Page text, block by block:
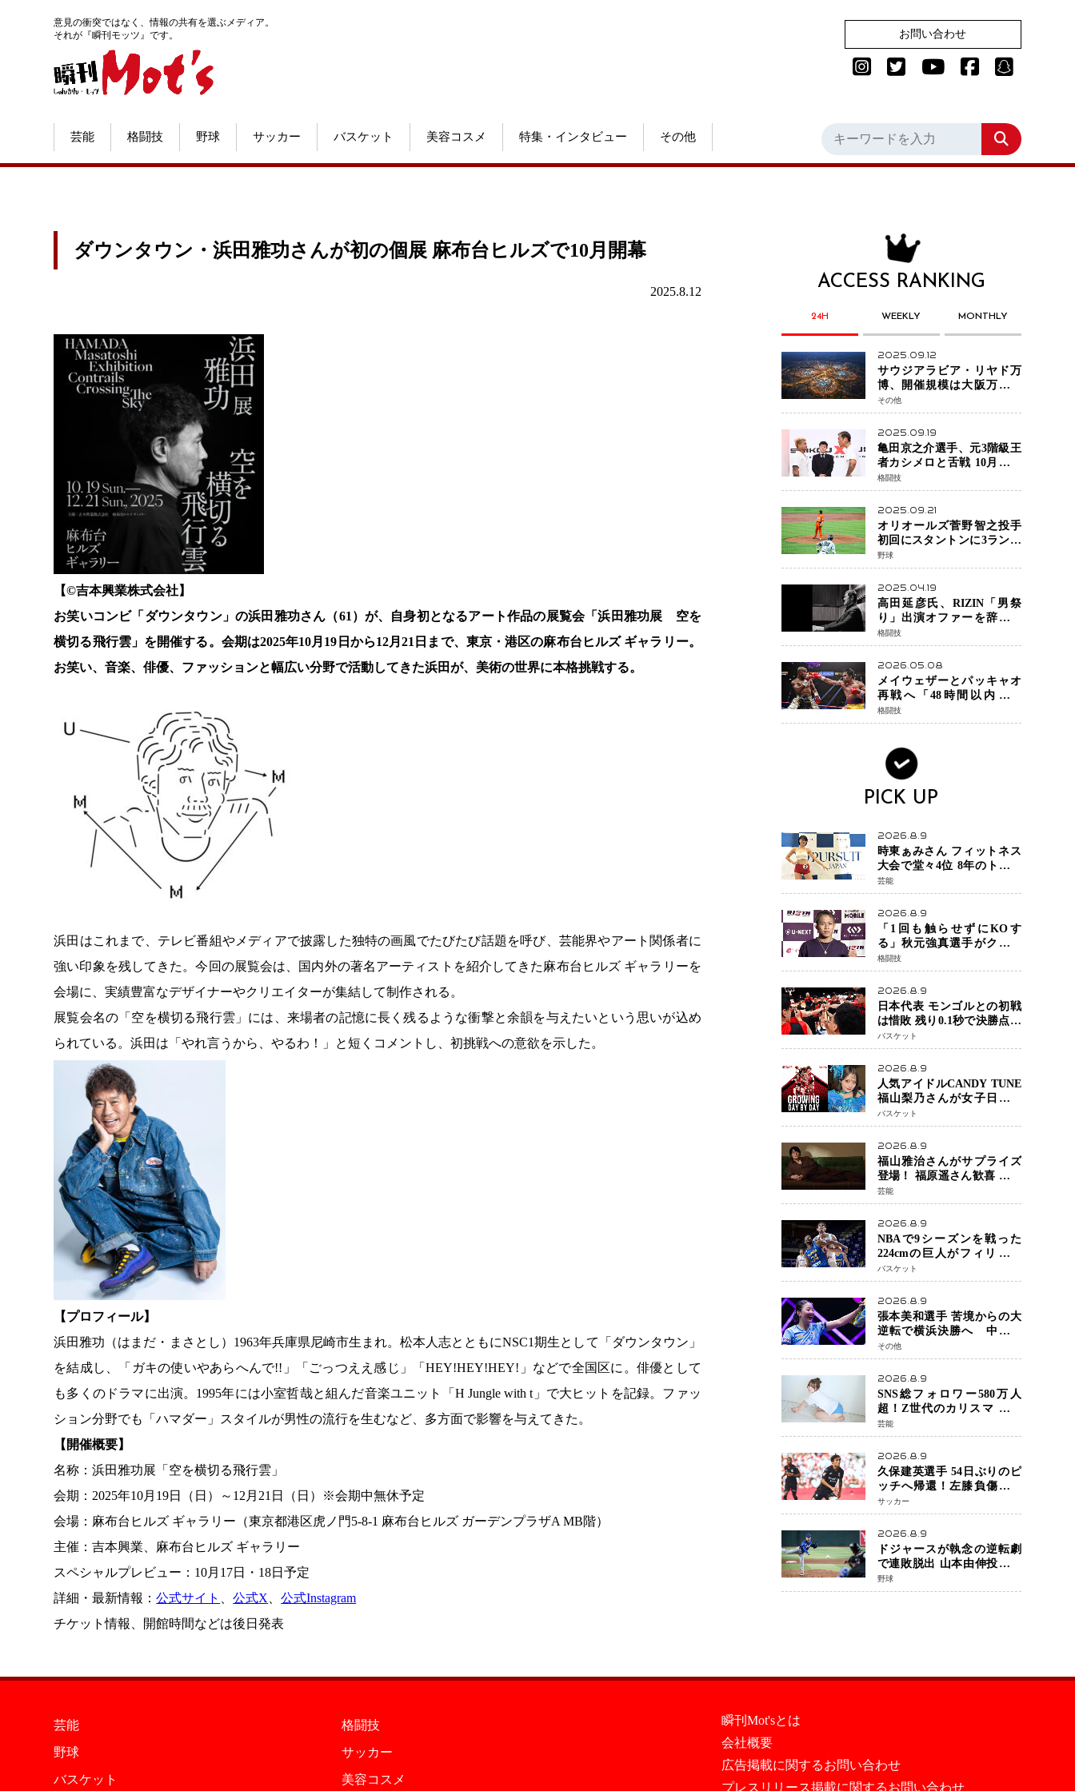
意見の衝突ではなく、情報の共有を選ぶメディア。
それが『瞬刊モッツ』です。
お問い合わせ
芸能 格闘技 野球 サッカー バスケット 美容コスメ 特集・インタビュー その他
ダウンタウン・浜田雅功さんが初の個展 麻布台ヒルズで10月開幕
2025.8.12
【©️吉本興業株式会社】
お笑いコンビ「ダウンタウン」の浜田雅功さん（61）が、自身初となるアート作品の展覧会「浜田雅功展 空を
横切る飛行雲」を開催する。会期は2025年10月19日から12月21日まで、東京・港区の麻布台ヒルズ ギャラリー。
お笑い、音楽、俳優、ファッションと幅広い分野で活動してきた浜田が、美術の世界に本格挑戦する。
浜田はこれまで、テレビ番組やメディアで披露した独特の画風でたびたび話題を呼び、芸能界やアート関係者に
強い印象を残してきた。今回の展覧会は、国内外の著名アーティストを紹介してきた麻布台ヒルズ ギャラリーを
会場に、実績豊富なデザイナーやクリエイターが集結して制作される。
展覧会名の「空を横切る飛行雲」には、来場者の記憶に長く残るような衝撃と余韻を与えたいという思いが込め
られている。浜田は「やれ言うから、やるわ！」と短くコメントし、初挑戦への意欲を示した。
【プロフィール】
浜田雅功（はまだ・まさとし）1963年兵庫県尼崎市生まれ。松本人志とともにNSC1期生として「ダウンタウン」
を結成し、「ガキの使いやあらへんで!!」「ごっつええ感じ」「HEY!HEY!HEY!」などで全国区に。俳優として
も多くのドラマに出演。1995年には小室哲哉と組んだ音楽ユニット「H Jungle with t」で大ヒットを記録。ファッ
ション分野でも「ハマダー」スタイルが男性の流行を生むなど、多方面で影響を与えてきた。
【開催概要】
名称：浜田雅功展「空を横切る飛行雲」
会期：2025年10月19日（日）～12月21日（日）※会期中無休予定
会場：麻布台ヒルズ ギャラリー（東京都港区虎ノ門5-8-1 麻布台ヒルズ ガーデンプラザA MB階）
主催：吉本興業、麻布台ヒルズ ギャラリー
スペシャルプレビュー：10月17日・18日予定
詳細・最新情報：公式サイト 、公式X 、公式Instagram
チケット情報、開館時間などは後日発表
ACCESS RANKING
24H WEEKLY MONTHLY
2025.09.12
サウジアラビア・リヤド万
博、開催規模は大阪万博の
約4倍！2030年に開幕予定
その他
2025.09.19
亀田京之介選手、元3階級王
者カシメロと舌戦 10月対戦
格闘技
2025.09.21
オリオールズ菅野智之投手
初回にスタントンに3ラン被
弾 3回6安打4失点で降板
野球
2025.04.19
高田延彦氏、RIZIN「男祭
り」出演オファーを辞退
統括本部長時代の役目「す
でに終えています」と明言
格闘技
2026.05.08
メイウェザーとパッキャオ
再戦へ「48時間以内に決
着」公式戦かエキシビショ
ンか混迷続く
格闘技
PICK UP
2026.8.9
時東ぁみさん フィットネス
大会で堂々4位 8年のトレー
ニングが生んだ健康美「4位
になってホッとしていま
す」
芸能
2026.8.9
「1回も触らせずにKOす
る」秋元強真選手がクレベ
ル・コイケ戦に自信 青木
真也と2カ月の寝技対策「引
き込まれても大丈夫」
格闘技
2026.8.9
日本代表 モンゴルとの初戦
は惜敗 残り0.1秒で決勝点を
許すもハーパージュニア15
得点 カーク18得点と存在感
バスケット
2026.8.9
人気アイドルCANDY TUNE
福山梨乃さんが女子日本代
表戦に登場 8月14日「三井不
動産カップ」でスペシャル
ゲスト 大のバスケ好きと
して魅力を発信
バスケット
2026.8.9
福山雅治さんがサプライズ
登場！ 福原遥さん歓喜 主演
映画『あの星が降る丘で、
君とまた出会いたい。』舞
台あいさつ
芸能
2026.8.9
NBAで9シーズンを戦った
224cmの巨人がフィリピン
へ ボバン・マリヤノビッチ
ジョーンズカップで新たな
挑戦
バスケット
2026.8.9
張本美和選手 苦境からの大
逆転で横浜決勝へ 中国の
難敵・王芸迪選手を撃破
「ここからまた行くぞ」
兄・智和選手との兄妹Vにも
期待
その他
2026.8.9
SNS総フォロワー580万人
超！Z世代のカリスマ さく
らさん 待望の1st写真集が11
月5日発売決定 沖縄で“今し
か残せない姿”を撮影
芸能
2026.8.9
久保建英選手 54日ぶりのピ
ッチへ帰還！左膝負傷から
待望の実戦復帰
サッカー
2026.8.9
ドジャースが執念の逆転劇
で連敗脱出 山本由伸投手は
107球の力投 大谷翔平選手が
延長10回に勝利を呼び込む
野球
芸能
格闘技
野球
サッカー
バスケット
美容コスメ
瞬刊Mot'sとは
会社概要
広告掲載に関するお問い合わせ
プレスリリース掲載に関するお問い合わせ